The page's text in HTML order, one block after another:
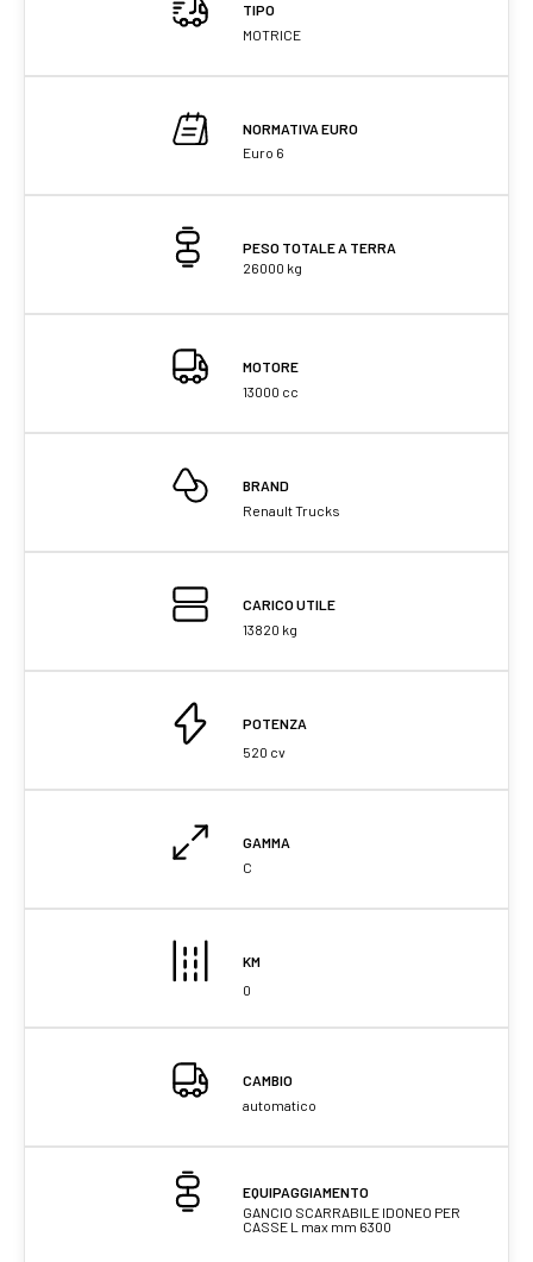
TIPO
MOTRICE
NORMATIVA EURO
Euro 6
PESO TOTALE A TERRA
26000 kg
MOTORE
13000 cc
BRAND
Renault Trucks
CARICO UTILE
13820 kg
POTENZA
520 cv
GAMMA
C
KM
0
CAMBIO
automatico
EQUIPAGGIAMENTO
GANCIO SCARRABILE IDONEO PER
CASSE L max mm 6300